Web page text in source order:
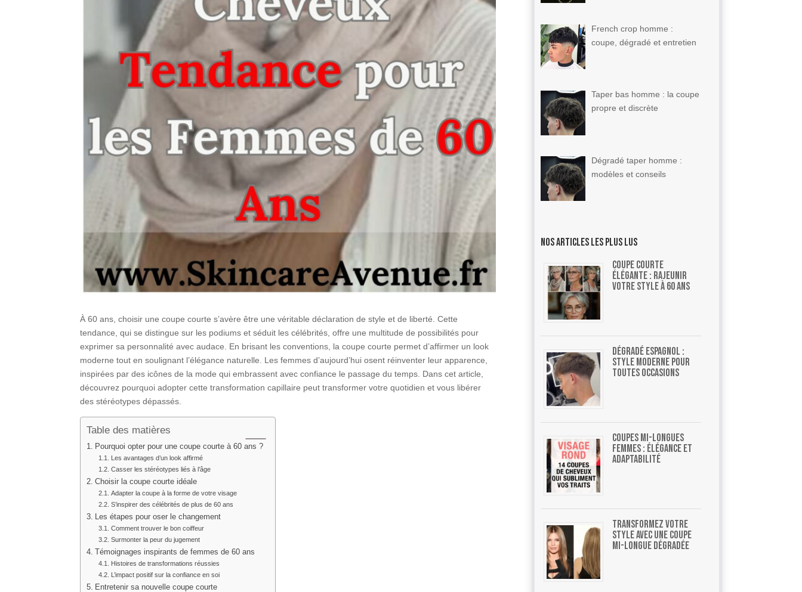
À 60 ans, choisir une coupe courte s’avère être une véritable déclaration de style et de liberté. Cette
tendance, qui se distingue sur les podiums et séduit les célébrités, offre une multitude de possibilités pour
exprimer sa personnalité avec audace. En brisant les conventions, la coupe courte permet d’affirmer un look
moderne tout en soulignant l’élégance naturelle. Les femmes d’aujourd’hui osent réinventer leur apparence,
inspirées par des icônes de la mode qui embrassent avec confiance le passage du temps. Dans cet article,
découvrez pourquoi adopter cette transformation capillaire peut transformer votre quotidien et vous libérer
des stéréotypes dépassés.
Table des matières
Pourquoi opter pour une coupe courte à 60 ans ?
Les avantages d’un look affirmé
Casser les stéréotypes liés à l’âge
Choisir la coupe courte idéale
Adapter la coupe à la forme de votre visage
S’inspirer des célébrités de plus de 60 ans
Les étapes pour oser le changement
Comment trouver le bon coiffeur
Surmonter la peur du jugement
Témoignages inspirants de femmes de 60 ans
Histoires de transformations réussies
L’impact positif sur la confiance en soi
Entretenir sa nouvelle coupe courte
French crop homme :
coupe, dégradé et entretien
Taper bas homme : la coupe
propre et discrète
Dégradé taper homme :
modèles et conseils
Nos articles les plus lus
Coupe courte
élégante : rajeunir
votre style à 60 ans
Dégradé espagnol :
style moderne pour
toutes occasions
Coupes mi-longues
femmes : élégance et
adaptabilité
Transformez votre
style avec une coupe
mi-longue dégradée